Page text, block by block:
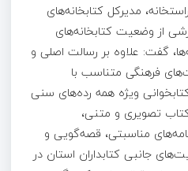
مدیرکل کتابخانه‌های
از وضعیت کتابخانه‌های
گفت: علاوه‌ بر رسالت اصلی و
فرهنگی متناسب با
ویژه همه رده‌های سنی
تصویری و متنی،
مناسبتی، قصه‌گویی و
جانبی کتابداران استان در